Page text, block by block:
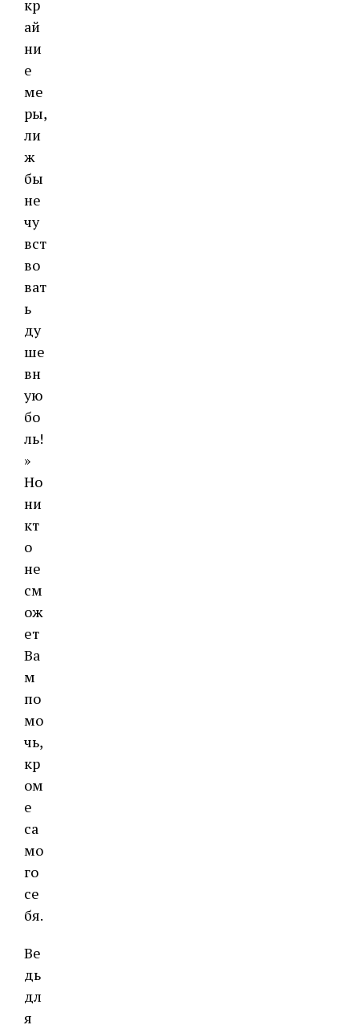
кр
ай
ни
е
ме
ры,
ли
ж
бы
не
чу
вст
во
ват
ь
ду
ше
вн
ую
бо
ль!
»
Но
ни
кт
о
не
см
ож
ет
Ва
м
по
мо
чь,
кр
ом
е
са
мо
го
се
бя.
Ве
дь
дл
я